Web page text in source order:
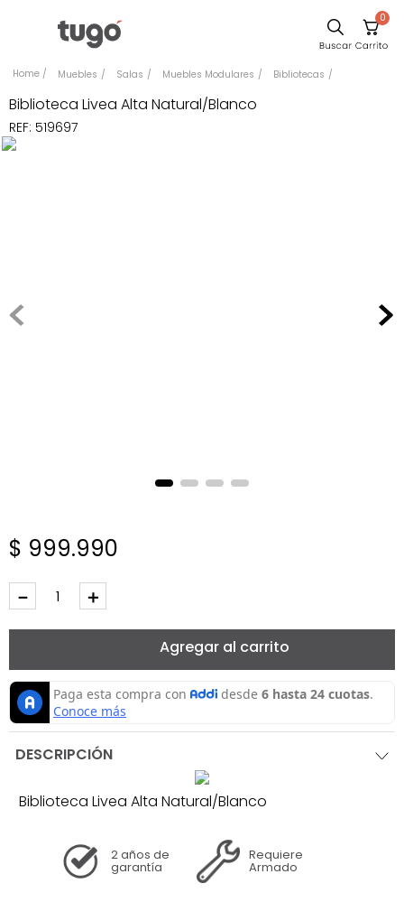
0
Muebles Salas Muebles Modulares Bibliotecas
Biblioteca Livea Alta Natural/Blanco
REF: 519697
$ 999.990
＋
－
Agregar al carrito
DESCRIPCIÓN
Biblioteca Livea Alta Natural/Blanco
2 años de
garantía
Requiere
Armado
Comedor
Escritorio
Sillas